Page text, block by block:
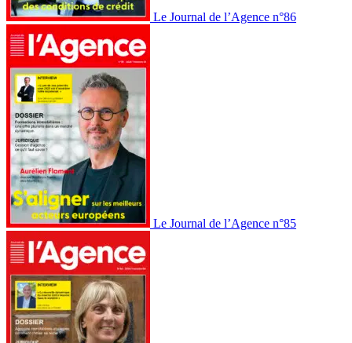
Le Journal de l’Agence n°86
Le Journal de l’Agence n°85